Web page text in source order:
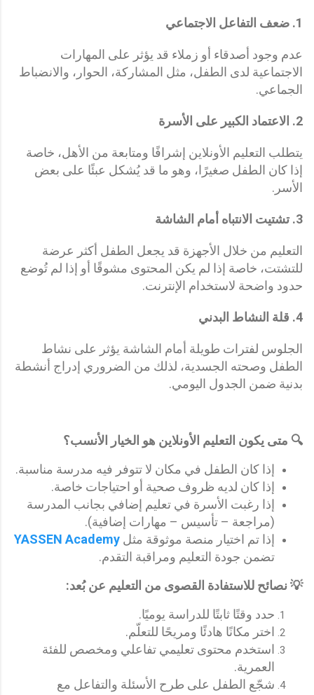
1. ضعف التفاعل الاجتماعي
عدم وجود أصدقاء أو زملاء قد يؤثر على المهارات
الاجتماعية لدى الطفل، مثل المشاركة، الحوار، والانضباط
الجماعي.
2. الاعتماد الكبير على الأسرة
يتطلب التعليم الأونلاين إشرافًا ومتابعة من الأهل، خاصة
إذا كان الطفل صغيرًا، وهو ما قد يُشكل عبئًا على بعض
الأسر.
3. تشتيت الانتباه أمام الشاشة
التعليم من خلال الأجهزة قد يجعل الطفل أكثر عرضة
للتشتت، خاصة إذا لم يكن المحتوى مشوقًا أو إذا لم تُوضع
حدود واضحة لاستخدام الإنترنت.
4. قلة النشاط البدني
الجلوس لفترات طويلة أمام الشاشة يؤثر على نشاط
الطفل وصحته الجسدية، لذلك من الضروري إدراج أنشطة
بدنية ضمن الجدول اليومي.
🔍 متى يكون التعليم الأونلاين هو الخيار الأنسب؟
إذا كان الطفل في مكان لا تتوفر فيه مدرسة مناسبة.
إذا كان لديه ظروف صحية أو احتياجات خاصة.
إذا رغبت الأسرة في تعليم إضافي بجانب المدرسة
(مراجعة – تأسيس – مهارات إضافية).
إذا تم اختيار منصة موثوقة مثل YASSEN Academy
تضمن جودة التعليم ومراقبة التقدم.
💡 نصائح للاستفادة القصوى من التعليم عن بُعد:
حدد وقتًا ثابتًا للدراسة يوميًا.
اختر مكانًا هادئًا ومريحًا للتعلّم.
استخدم محتوى تعليمي تفاعلي ومخصص للفئة
العمرية.
شجّع الطفل على طرح الأسئلة والتفاعل مع